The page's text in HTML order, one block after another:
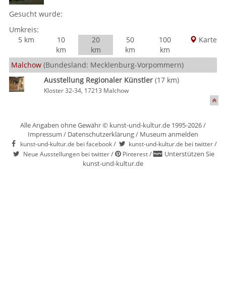
Gesucht wurde:
Umkreis:
5 km
10
km
20
km
50
km
100
km
Karte
Malchow (Bundesland: Mecklenburg-Vorpommern)
Ausstellung Regionaler Künstler(17 km)
Kloster 32-34, 17213 Malchow
Alle Angaben ohne Gewähr © kunst-und-kultur.de 1995-2026 /
Impressum / Datenschutzerklärung/ Museum anmelden
kunst-und-kultur.de bei facebook/ kunst-und-kultur.de bei twitter/
Neue Ausstellungen bei twitter/ Pinterest/
Unterstützen Sie
kunst-und-kultur.de